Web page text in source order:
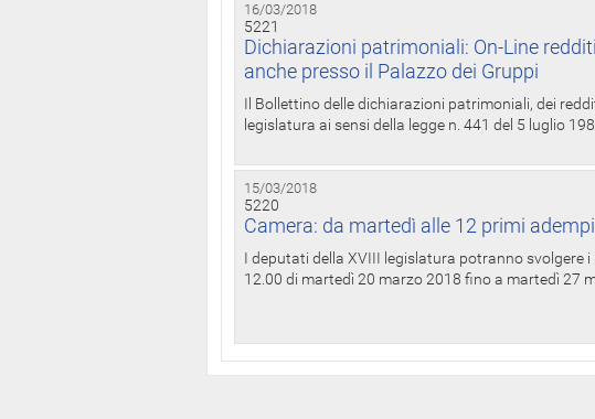
16/03/2018
5221
Dichiarazioni patrimoniali: On-Line
anche presso il Palazzo dei Gruppi
Il Bollettino delle dichiarazioni patrimoniali, dei
legislatura ai sensi della legge n. 441 del 5 luglio
15/03/2018
5220
Camera: da martedì alle 12 primi
I deputati della XVIII legislatura potranno
12.00 di martedì 20 marzo 2018 fino a martedì 27